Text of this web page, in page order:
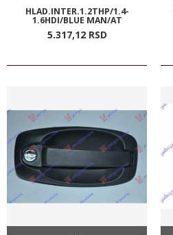
HLAD.INTER.1.2THP/1.4-
1.6HDI/BLUE MAN/AT
5.317,12 RSD